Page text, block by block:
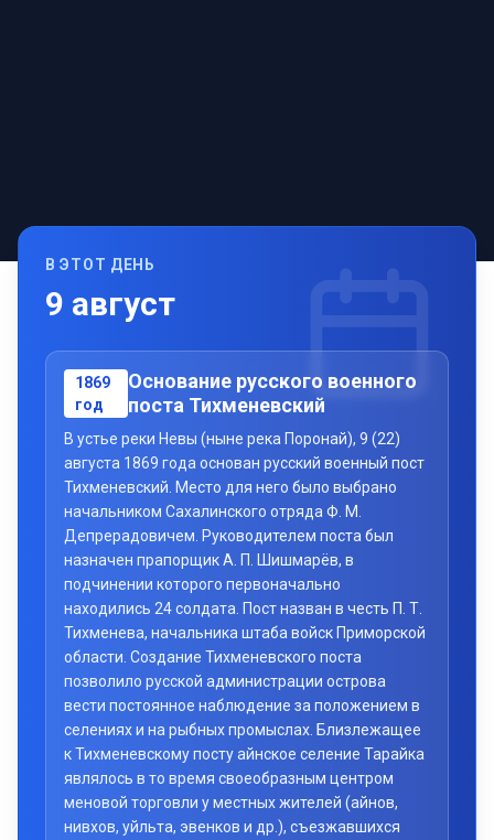
В ЭТОТ ДЕНЬ
9 август
1869
год
Основание русского военного
поста Тихменевский
В устье реки Невы (ныне река Поронай), 9 (22)
августа 1869 года основан русский военный пост
Тихменевский. Место для него было выбрано
начальником Сахалинского отряда Ф. М.
Депрерадовичем. Руководителем поста был
назначен прапорщик А. П. Шишмарёв, в
подчинении которого первоначально
находились 24 солдата. Пост назван в честь П. Т.
Тихменева, начальника штаба войск Приморской
области. Создание Тихменевского поста
позволило русской администрации острова
вести постоянное наблюдение за положением в
селениях и на рыбных промыслах. Близлежащее
к Тихменевскому посту айнское селение Тарайка
являлось в то время своеобразным центром
меновой торговли у местных жителей (айнов,
нивхов, уйльта, эвенков и др.), съезжавшихся